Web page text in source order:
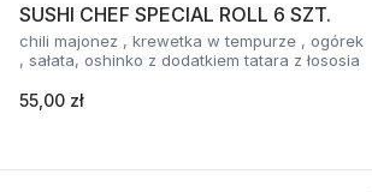
SUSHI CHEF SPECIAL ROLL 6 SZT.
chili majonez , krewetka w tempurze , ogórek
, sałata, oshinko z dodatkiem tatara z łososia
55,00 zł